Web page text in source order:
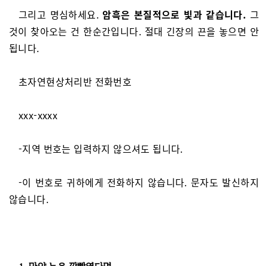
그리고 명심하세요.암흑은 본질적으로 빛과 같습니다. 그
것이 찾아오는 건 한순간입니다. 절대 긴장의 끈을 놓으면 안
됩니다.
초자연현상처리반 전화번호
xxx-xxxx
-지역 번호는 입력하지 않으셔도 됩니다.
-이 번호로 귀하에게 전화하지 않습니다. 문자도 발신하지
않습니다.